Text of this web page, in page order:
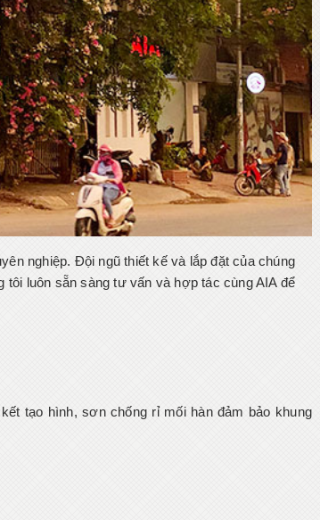
nghiệp. Đội ngũ thiết kế và lắp đặt của chúng
tôi luôn sẵn sàng tư vấn và hợp tác cùng AIA để
tạo hình, sơn chống rỉ mối hàn đảm bảo khung